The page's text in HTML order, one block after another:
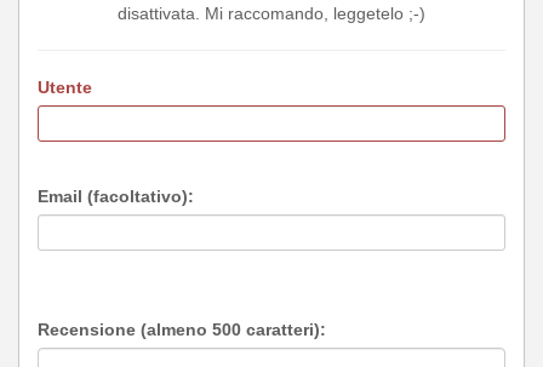
disattivata. Mi raccomando, leggetelo ;-)
Utente
Email (facoltativo):
Recensione (almeno 500 caratteri):